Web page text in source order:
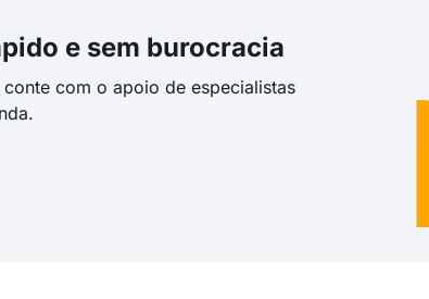
e sem burocracia
com o apoio de especialistas